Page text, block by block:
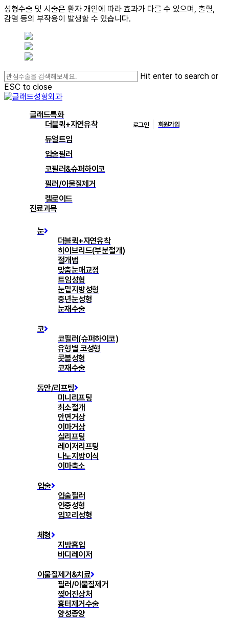
성형수술 및 시술은 환자 개인에 따라 효과가 다를 수 있으며, 출혈,
감염 등의 부작용이 발생할 수 있습니다.
content
Hit enter to search or
ESC to close
Close
글래드특화
더블퀵+자연유착
듀얼트임
입술필러
코필러&슈퍼하이코
필러/이물질제거
켈로이드
진료과목
눈
더블퀵+자연유착
하이브리드(부분절개)
절개법
맞춤눈매교정
트임성형
눈밑지방성형
중년눈성형
눈재수술
코
코필러(슈퍼하이코)
유형별 코성형
콧볼성형
코재수술
동안/리프팅
미니리프팅
최소절개
안면거상
이마거상
실리프팅
레이저리프팅
나노지방이식
이마축소
입술
입술필러
인중성형
입꼬리성형
체형
지방흡입
바디레이저
이물질제거&치료
필러/이물질제거
찢어진상처
흉터제거수술
양성종양
로그인 회원가입